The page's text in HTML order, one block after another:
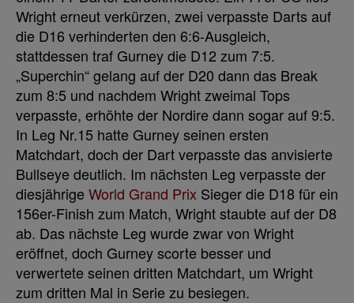
Wright erneut verkürzen, zwei verpasste Darts auf
die D16 verhinderten den 6:6-Ausgleich,
stattdessen traf Gurney die D12 zum 7:5.
„Superchin“ gelang auf der D20 dann das Break
zum 8:5 und nachdem Wright zweimal Tops
verpasste, erhöhte der Nordire dann sogar auf 9:5.
In Leg Nr.15 hatte Gurney seinen ersten
Matchdart, doch der Dart verpasste das anvisierte
Bullseye deutlich. Im nächsten Leg verpasste der
diesjährigeWorld Grand Prix Sieger die D18 für ein
156er-Finish zum Match, Wright staubte auf der D8
ab. Das nächste Leg wurde zwar von Wright
eröffnet, doch Gurney scorte besser und
verwertete seinen dritten Matchdart, um Wright
zum dritten Mal in Serie zu besiegen.